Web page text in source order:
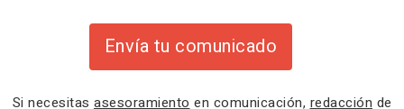
Envía tu comunicado
Si necesitas asesoramiento en comunicación, redacción de